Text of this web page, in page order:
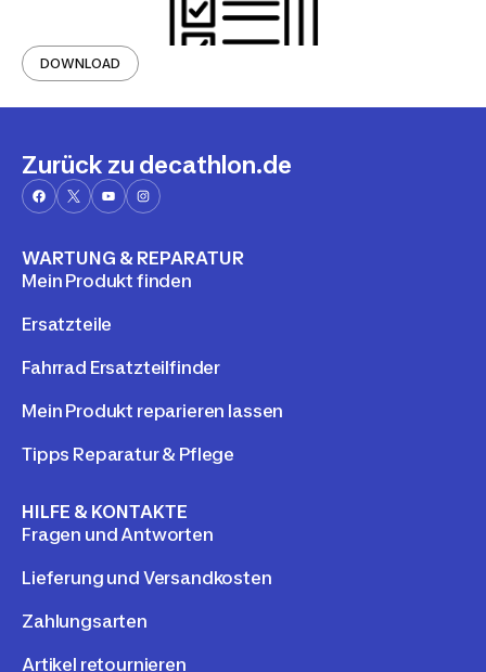
DOWNLOAD
Zurück zu decathlon.de
WARTUNG & REPARATUR
Mein Produkt finden
Ersatzteile
Fahrrad Ersatzteilfinder
Mein Produkt reparieren lassen
Tipps Reparatur & Pflege
HILFE & KONTAKTE
Fragen und Antworten
Lieferung und Versandkosten
Zahlungsarten
Artikel retournieren